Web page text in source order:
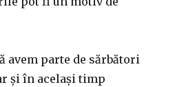
avem parte de sărbători
și în același timp